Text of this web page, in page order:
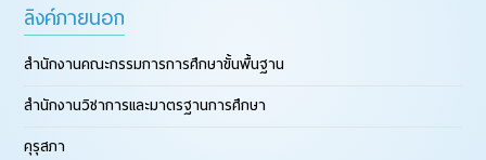
ลิงค์ภายนอก
สำนักงานคณะกรรมการการศึกษาขั้นพื้นฐาน
สำนักงานวิชาการและมาตรฐานการศึกษา
คุรุสภา